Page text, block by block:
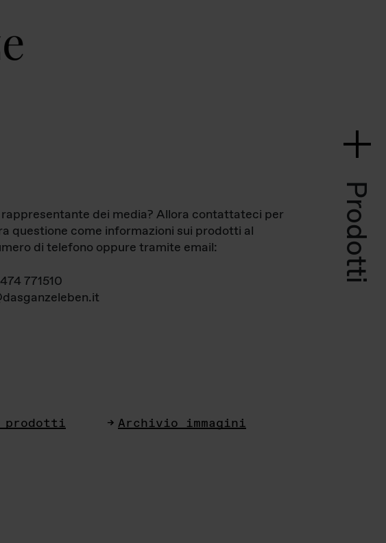
z
Prodotti
rappresentante dei media? Allora contattateci per
questione come informazioni sui prodotti al
di telefono oppure tramite email:
771510
prodotti Archivio immagini